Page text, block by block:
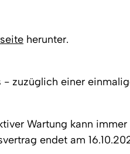
herunter.
- zuzüglich einer
Wartung kann
endet am